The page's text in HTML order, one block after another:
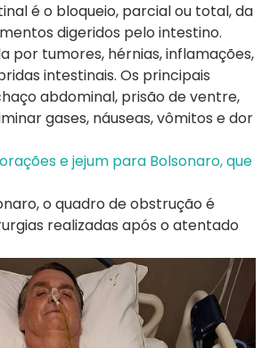
é o bloqueio, parcial ou total, da
digeridos pelo intestino.
por tumores, hérnias, inflamações,
intestinais. Os principais
abdominal, prisão de ventre,
gases, náuseas, vômitos e dor
e jejum para Bolsonaro, que
o quadro de obstrução é
realizadas após o atentado